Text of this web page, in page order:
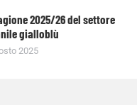
2025/26 del settore
gialloblù
2025